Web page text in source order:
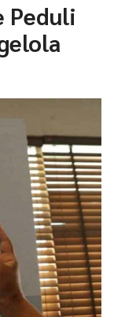
Peduli